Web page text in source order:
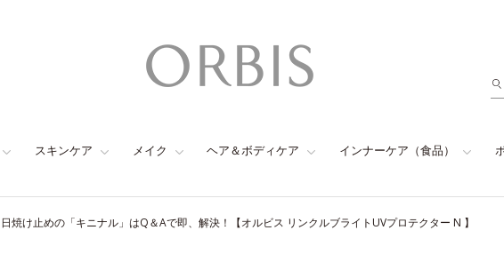
スキンケア メイク ヘア＆ボディケア インナーケア（食品）
日焼け止めの「キニナル」はQ＆Aで即、解決！【オルビス リンクルブライトUVプロテクター N 】